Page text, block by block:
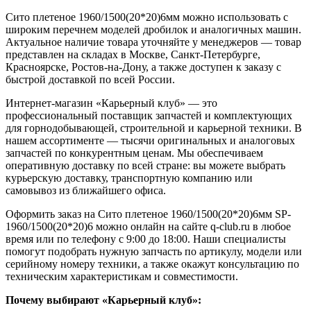
Сито плетеное 1960/1500(20*20)6мм можно использовать с
широким перечнем моделей дробилок и аналогичных машин.
Актуальное наличие товара уточняйте у менеджеров — товар
представлен на складах в Москве, Санкт-Петербурге,
Красноярске, Ростов-на-Дону, а также доступен к заказу с
быстрой доставкой по всей России.
Интернет-магазин «Карьерный клуб» — это
профессиональный поставщик запчастей и комплектующих
для горнодобывающей, строительной и карьерной техники. В
нашем ассортименте — тысячи оригинальных и аналоговых
запчастей по конкурентным ценам. Мы обеспечиваем
оперативную доставку по всей стране: вы можете выбрать
курьерскую доставку, транспортную компанию или
самовывоз из ближайшего офиса.
Оформить заказ на Сито плетеное 1960/1500(20*20)6мм SP-
1960/1500(20*20)6 можно онлайн на сайте q-club.ru в любое
время или по телефону с 9:00 до 18:00. Наши специалисты
помогут подобрать нужную запчасть по артикулу, модели или
серийному номеру техники, а также окажут консультацию по
техническим характеристикам и совместимости.
Почему выбирают «Карьерный клуб»: